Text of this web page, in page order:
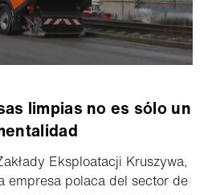
limpias no es sólo un
Eksploatacji Kruszywa,
empresa polaca del sector de